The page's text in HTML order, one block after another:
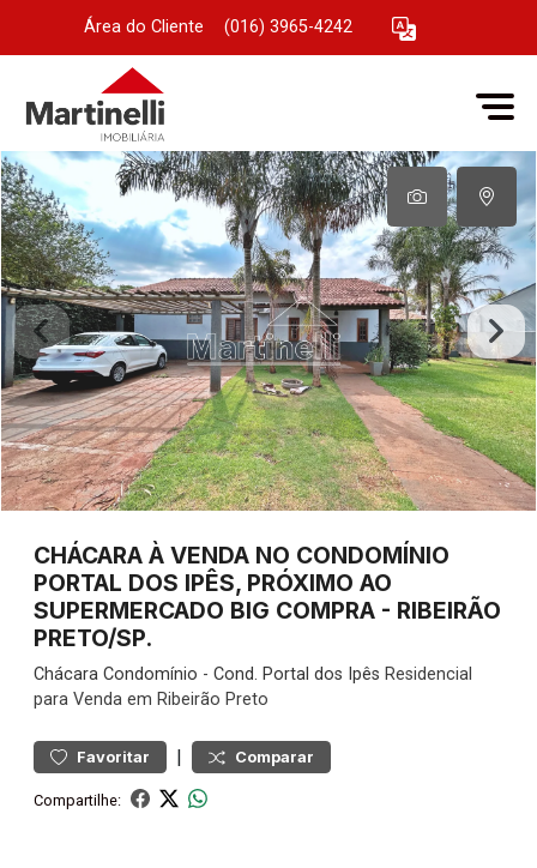
Área do Cliente (016) 3965-4242
CHÁCARA À VENDA NO CONDOMÍNIO
PORTAL DOS IPÊS, PRÓXIMO AO
SUPERMERCADO BIG COMPRA - RIBEIRÃO
PRETO/SP.
Chácara Condomínio - Cond. Portal dos Ipês Residencial
para Venda em Ribeirão Preto
Favoritar | Comparar
Compartilhe: